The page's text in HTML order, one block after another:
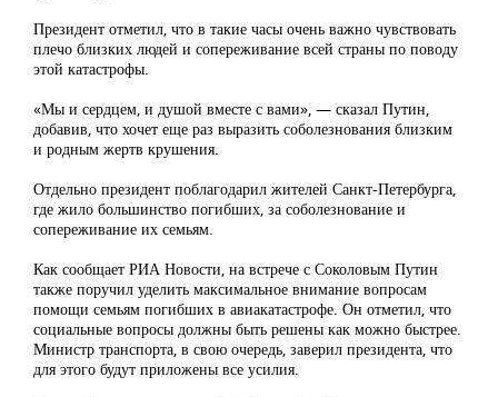
Президент отметил, что в такие часы очень важно чувствовать
плечо близких людей и сопереживание всей страны по поводу
этой катастрофы.
«Мы и сердцем, и душой вместе с вами», — сказал Путин,
добавив, что хочет еще раз выразить соболезнования близким
и родным жертв крушения.
Отдельно президент поблагодарил жителей Санкт-Петербурга,
где жило большинство погибших, за соболезнование и
сопереживание их семьям.
Как сообщает РИА Новости, на встрече с Соколовым Путин
также поручил уделить максимальное внимание вопросам
помощи семьям погибших в авиакатастрофе. Он отметил, что
социальные вопросы должны быть решены как можно быстрее.
Министр транспорта, в свою очередь, заверил президента, что
для этого будут приложены все усилия.